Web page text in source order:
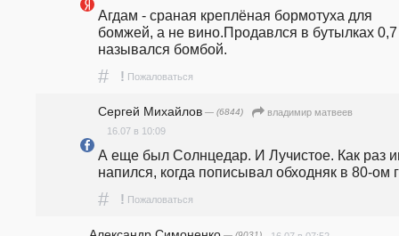
Агдам - сраная креплёная бормотуха для
бомжей, а не вино.Продавлся в бутылках
назывался бомбой.
# ! Пожаловаться
Сергей Михайлов — (6844)
владимир матвеев
16.07 в 10:09
А еще был Солнцедар. И Лучистое. Как раз
напился, когда пописывал обходняк в 80-ом
# ! Пожаловаться